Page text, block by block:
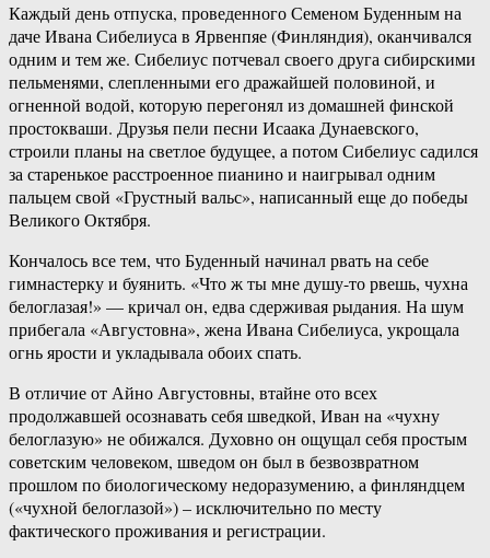
Каждый день отпуска, проведенного Семеном Буденным на
даче Ивана Сибелиуса в Ярвенпяе (Финляндия), оканчивался
одним и тем же. Сибелиус потчевал своего друга сибирскими
пельменями, слепленными его дражайшей половиной, и
огненной водой, которую перегонял из домашней финской
простокваши. Друзья пели песни Исаака Дунаевского,
строили планы на светлое будущее, а потом Сибелиус садился
за старенькое расстроенное пианино и наигрывал одним
пальцем свой «Грустный вальс», написанный еще до победы
Великого Октября.
Кончалось все тем, что Буденный начинал рвать на себе
гимнастерку и буянить. «Что ж ты мне душу-то рвешь, чухна
белоглазая!» — кричал он, едва сдерживая рыдания. На шум
прибегала «Августовна», жена Ивана Сибелиуса, укрощала
огнь ярости и укладывала обоих спать.
В отличие от Айно Августовны, втайне ото всех
продолжавшей осознавать себя шведкой, Иван на «чухну
белоглазую» не обижался. Духовно он ощущал себя простым
советским человеком, шведом он был в безвозвратном
прошлом по биологическому недоразумению, а финляндцем
(«чухной белоглазой») – исключительно по месту
фактического проживания и регистрации.